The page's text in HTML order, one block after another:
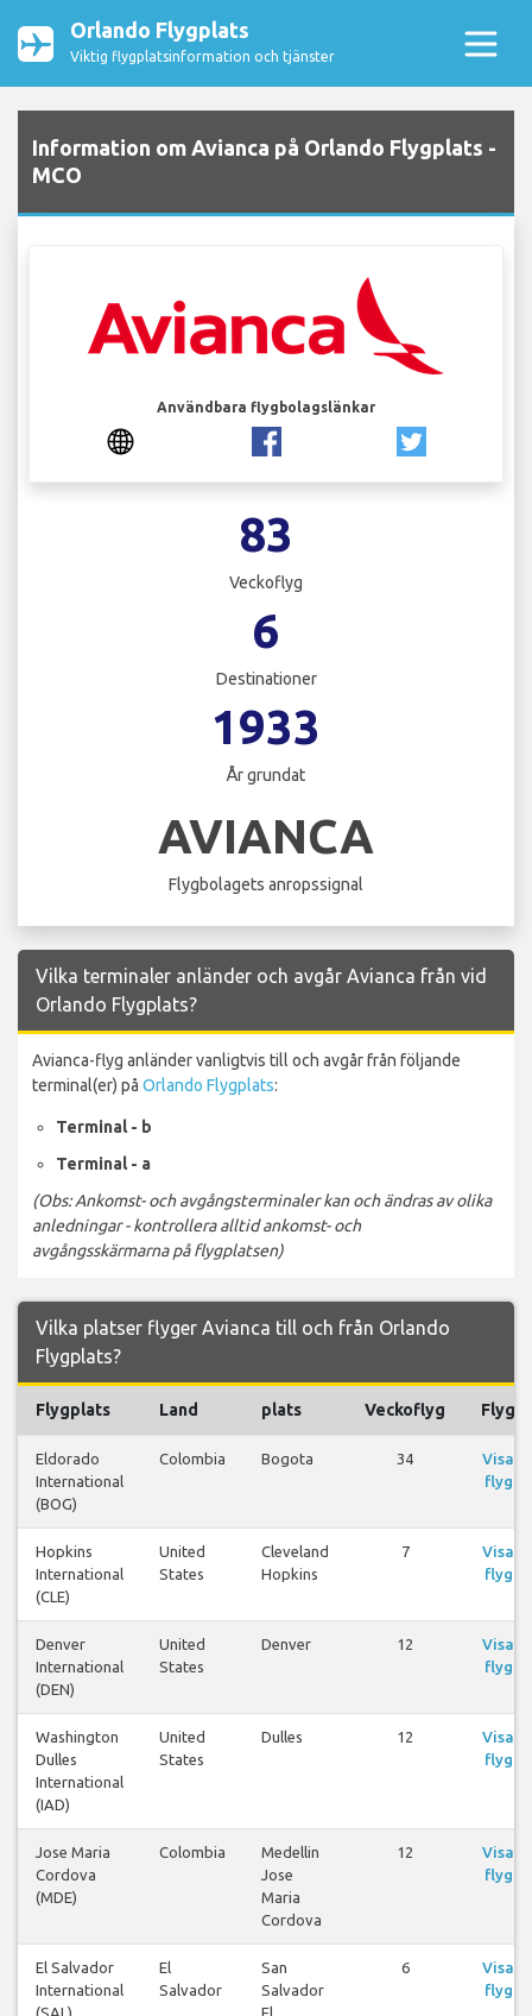
Orlando Flygplats
Viktig flygplatsinformation och tjänster
Information om Avianca på Orlando Flygplats -
MCO
Användbara flygbolagslänkar
83
Veckoflyg
6
Destinationer
1933
År grundat
AVIANCA
Flygbolagets anropssignal
Vilka terminaler anländer och avgår Avianca från vid
Orlando Flygplats?
Avianca-flyg anländer vanligtvis till och avgår från följande
terminal(er) på Orlando Flygplats:
Terminal - b
Terminal - a
(Obs: Ankomst- och avgångsterminaler kan och ändras av olika
anledningar - kontrollera alltid ankomst- och
avgångsskärmarna på flygplatsen)
Vilka platser flyger Avianca till och från Orlando
Flygplats?
Flygplats Land plats Veckoflyg Flyg
Eldorado
International
(BOG)
Colombia Bogota 34
Visa
flyg
Hopkins
International
(CLE)
United
States
Cleveland
Hopkins
7
Visa
flyg
Denver
International
(DEN)
United
States
Denver 12
Visa
flyg
Washington
Dulles
International
(IAD)
United
States
Dulles 12
Visa
flyg
Jose Maria
Cordova
(MDE)
Colombia
Medellin
Jose
Maria
Cordova
12
Visa
flyg
El Salvador
International
(SAL)
El
Salvador
San
Salvador
El
6
Visa
flyg